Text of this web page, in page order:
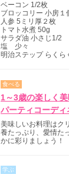
ベーコン 1/2枚
ブロッコリー 小房１
人参 5ミリ厚２枚
トマト水煮 50g
サラダ油 小さじ1/2
塩 少々
明治ステップ らくら
食べる
1～3歳の楽しく
パーティコーディ
美味しいお料理はク
養たっぷり、愛情た
かに彩りましょう！
学ぶ